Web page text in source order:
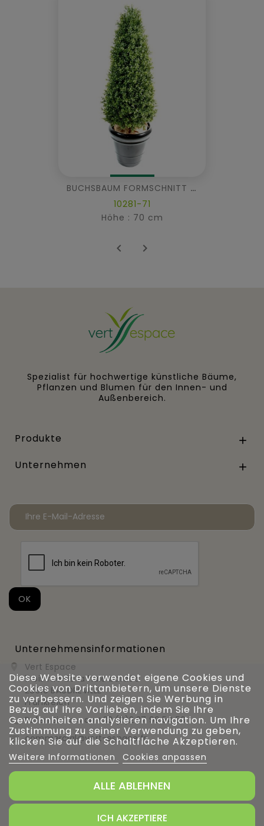
BUCHSBAUM FORMSCHNITT NEW
10281-71
Höhe : 70 cm
 
Spezialist für hochwertige künstliche Bäume,
Pflanzen und Blumen für den Innen- und
Außenbereich.
Produkte 
Unternehmen 
Unternehmensinformationen

Vert Espace
11 bis rue de la haie bardée
28310 BAUDREVILLE
Frankreich
 Rufen Sie uns an +33 (0)2 37 99 54 56
 commercial@vert-espace.fr
Diese Website verwendet eigene Cookies und
Cookies von Drittanbietern, um unsere Dienste
zu verbessern. Und zeigen Sie Werbung in
Bezug auf Ihre Vorlieben, indem Sie Ihre
Gewohnheiten analysieren navigation. Um Ihre
Zustimmung zu seiner Verwendung zu geben,
klicken Sie auf die Schaltfläche Akzeptieren.
Weitere Informationen Cookies anpassen
ALLE ABLEHNEN
ICH AKZEPTIERE